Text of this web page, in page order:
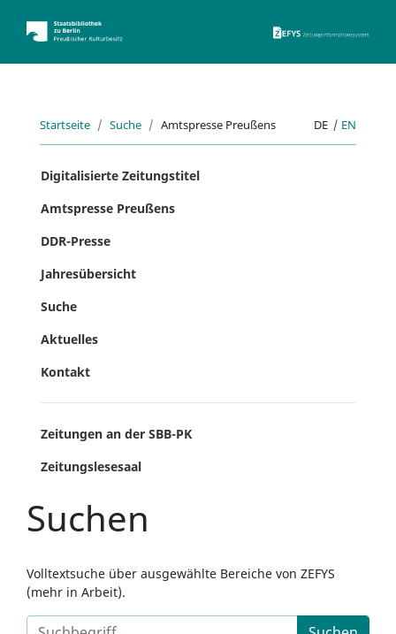
Startseite Suche Amtspresse Preußens DE | EN
Digitalisierte Zeitungstitel
Amtspresse Preußens
DDR-Presse
Jahresübersicht
Suche
Aktuelles
Kontakt
Zeitungen an der SBB-PK
Zeitungslesesaal
Suchen
Volltextsuche über ausgewählte Bereiche von ZEFYS
(mehr in Arbeit).